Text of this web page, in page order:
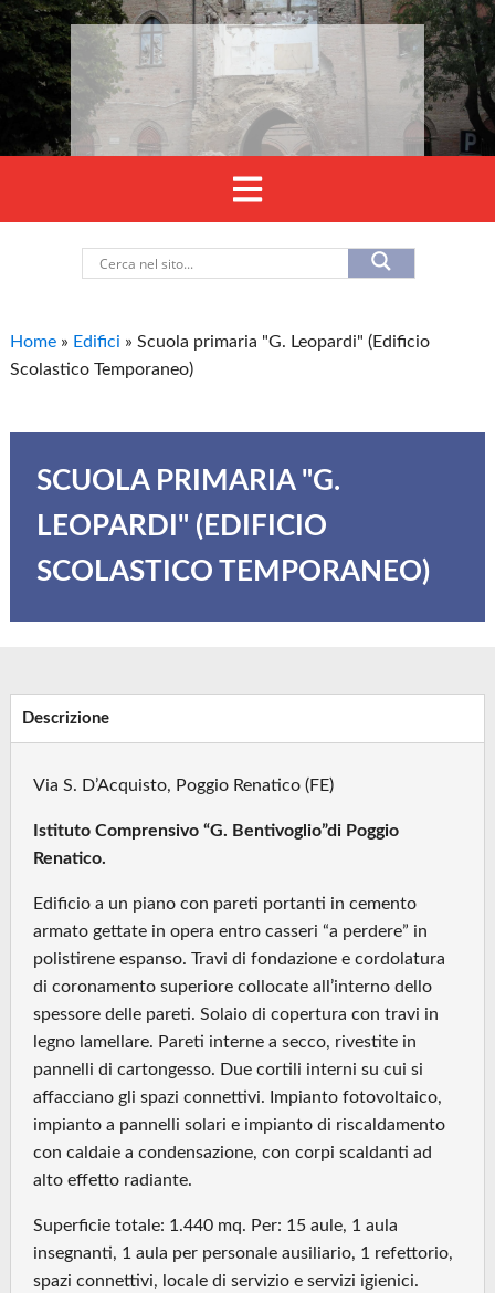
Home » Edifici »Scuola primaria "G. Leopardi" (Edificio
Scolastico Temporaneo)
SCUOLA PRIMARIA "G.
LEOPARDI" (EDIFICIO
SCOLASTICO TEMPORANEO)
Descrizione
Via S. D’Acquisto, Poggio Renatico (FE)
Istituto Comprensivo “G. Bentivoglio”di Poggio
Renatico.
Edificio a un piano con pareti portanti in cemento
armato gettate in opera entro casseri “a perdere” in
polistirene espanso. Travi di fondazione e cordolatura
di coronamento superiore collocate all’interno dello
spessore delle pareti. Solaio di copertura con travi in
legno lamellare. Pareti interne a secco, rivestite in
pannelli di cartongesso. Due cortili interni su cui si
affacciano gli spazi connettivi. Impianto fotovoltaico,
impianto a pannelli solari e impianto di riscaldamento
con caldaie a condensazione, con corpi scaldanti ad
alto effetto radiante.
Superficie totale: 1.440 mq. Per: 15 aule, 1 aula
insegnanti, 1 aula per personale ausiliario, 1 refettorio,
spazi connettivi, locale di servizio e servizi igienici.